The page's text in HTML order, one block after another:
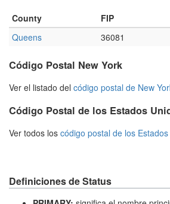
County FIP
Queens
36081
Código Postal New York
Ver el listado del código postal de New
Código Postal de los Estados
Ver todos los código postal de los
Definiciones de Status